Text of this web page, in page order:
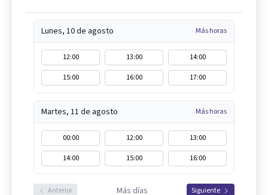
Lunes, 10 de agosto Más horas
12:00 13:00
14:00
15:00
16:00 17:00
Martes, 11 de agosto Más horas
00:00 12:00
13:00
14:00
15:00 16:00
Anterior Más días Siguiente